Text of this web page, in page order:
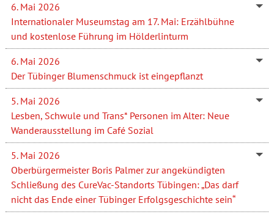
6. Mai 2026
Internationaler Museumstag am 17. Mai: Erzählbühne
und kostenlose Führung im Hölderlinturm
6. Mai 2026
Der Tübinger Blumenschmuck ist eingepflanzt
5. Mai 2026
Lesben, Schwule und Trans* Personen im Alter: Neue
Wanderausstellung im Café Sozial
5. Mai 2026
Oberbürgermeister Boris Palmer zur angekündigten
Schließung des CureVac-Standorts Tübingen: „Das darf
nicht das Ende einer Tübinger Erfolgsgeschichte sein“